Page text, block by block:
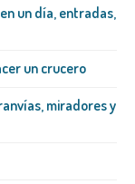
un día, entradas,
un crucero
miradores y